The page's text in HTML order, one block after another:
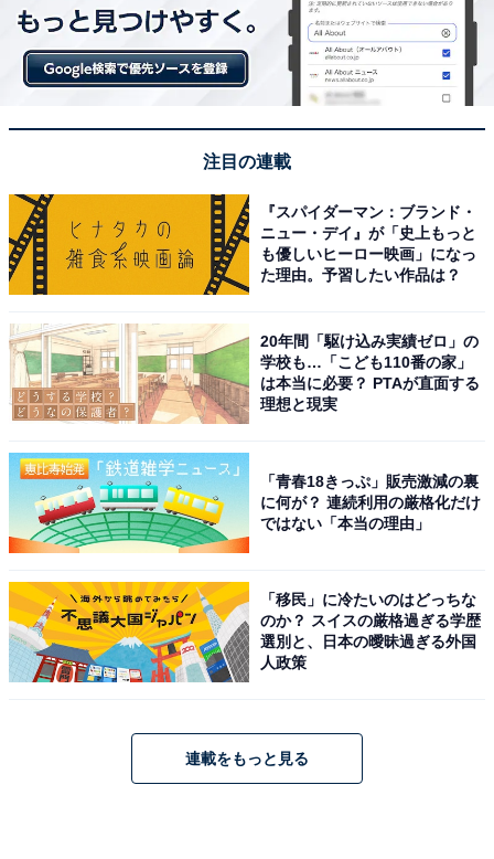
注目の連載
『スパイダーマン：ブランド・
ニュー・デイ』が「史上もっと
も優しいヒーロー映画」になっ
た理由。予習したい作品は？
20年間「駆け込み実績ゼロ」の
学校も…「こども110番の家」
は本当に必要？ PTAが直面する
理想と現実
「青春18きっぷ」販売激減の裏
に何が？ 連続利用の厳格化だけ
ではない「本当の理由」
「移民」に冷たいのはどっちな
のか？ スイスの厳格過ぎる学歴
選別と、日本の曖昧過ぎる外国
人政策
連載をもっと見る